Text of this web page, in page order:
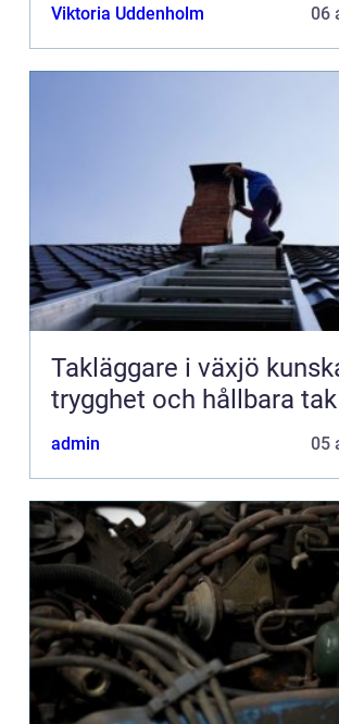
Viktoria Uddenholm 06
Takläggare i växjö kunskap,
trygghet och hållbara tak
admin 05